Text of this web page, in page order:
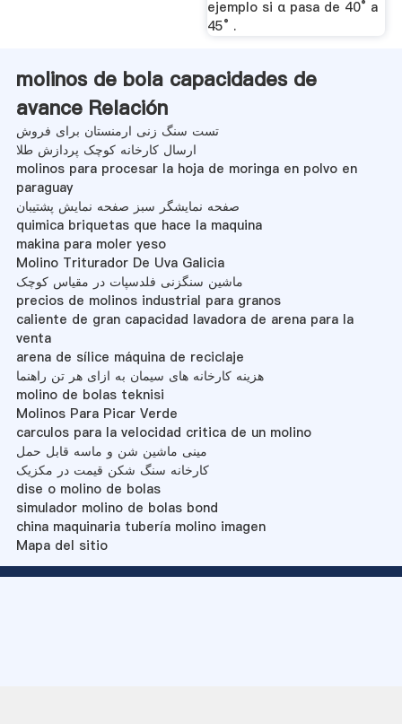
ejemplo si α pasa de 40° a
45° .
molinos de bola capacidades de
avance Relación
تست سنگ زنی ارمنستان برای فروش
ارسال کارخانه کوچک پردازش طلا
molinos para procesar la hoja de moringa en polvo en
paraguay
صفحه نمایشگر سبز صفحه نمایش پشتیبان
quimica briquetas que hace la maquina
makina para moler yeso
Molino Triturador De Uva Galicia
ماشین سنگزنی فلدسپات در مقیاس کوچک
precios de molinos industrial para granos
caliente de gran capacidad lavadora de arena para la
venta
arena de sílice máquina de reciclaje
هزینه کارخانه های سیمان به ازای هر تن راهنما
molino de bolas teknisi
Molinos Para Picar Verde
carculos para la velocidad critica de un molino
مینی ماشین شن و ماسه قابل حمل
کارخانه سنگ شکن قیمت در مکزیک
dise o molino de bolas
simulador molino de bolas bond
china maquinaria tubería molino imagen
Mapa del sitio